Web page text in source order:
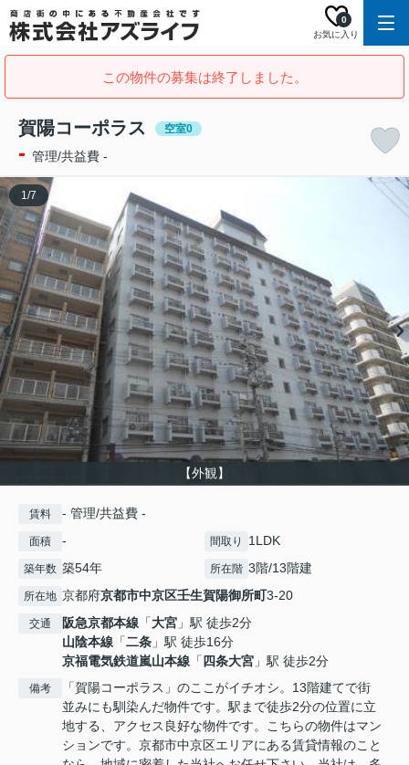
お気に入り
0
この物件の募集は終了しました。
賀陽コーポラス 空室0
- 管理/共益費 -
【外観】
1/7
賃料 - 管理/共益費 -
面積 - 間取り 1LDK
築年数 築54年 所在階 3階/13階建
所在地 京都府京都市中京区壬生賀陽御所町3-20
交通 阪急京都本線 「大宮 」駅 徒歩2分
山陰本線 「二条 」駅 徒歩16分
京福電気鉄道嵐山本線 「 四条大宮 」駅 徒歩2分
備考
「賀陽コーポラス」のここがイチオシ。13階建てで街
並みにも馴染んだ物件です。駅まで徒歩2分の位置に立
地する、アクセス良好な物件です。こちらの物件はマン
ションです。京都市中京区エリアにある賃貸情報のこと